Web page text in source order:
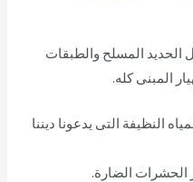
الحديد المسلح والطبقات
المبنى كله.
النظيفة التى يدعونا ديننا
الحشرات الضارة.